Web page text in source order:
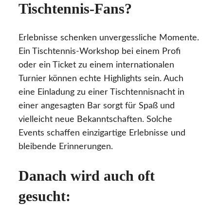
Tischtennis-Fans?
Erlebnisse schenken unvergessliche Momente.
Ein Tischtennis-Workshop bei einem Profi
oder ein Ticket zu einem internationalen
Turnier können echte Highlights sein. Auch
eine Einladung zu einer Tischtennisnacht in
einer angesagten Bar sorgt für Spaß und
vielleicht neue Bekanntschaften. Solche
Events schaffen einzigartige Erlebnisse und
bleibende Erinnerungen.
Danach wird auch oft
gesucht: